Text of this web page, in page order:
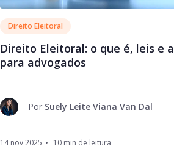
Direito Eleitoral
Direito Eleitoral: o que é, leis e
para advogados
Por Suely Leite Viana Van Dal
14 nov 2025 •